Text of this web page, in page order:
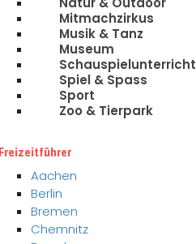
Mitmachzirkus
Musik & Tanz
Museum
Schauspielunterricht
Spiel & Spass
Sport
Zoo & Tierpark
Freizeitführer
Aachen
Berlin
Bremen
Chemnitz